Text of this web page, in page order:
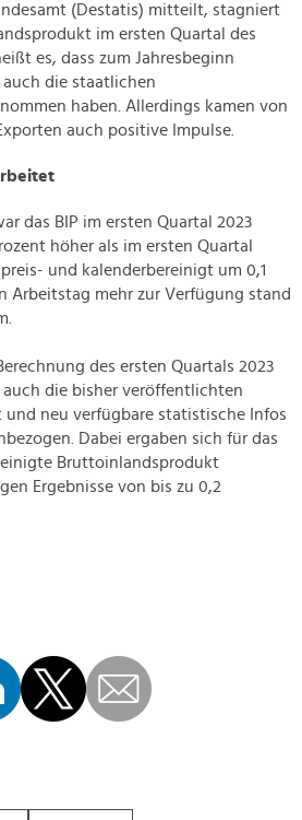
(Destatis) mitteilt, stagniert
im ersten Quartal des
es, dass zum Jahresbeginn
die staatlichen
haben. Allerdings kamen von
auch positive Impulse.
das BIP im ersten Quartal 2023
höher als im ersten Quartal
und kalenderbereinigt um 0,1
Arbeitstag mehr zur Verfügung stand
des ersten Quartals 2023
die bisher veröffentlichten
und neu verfügbare statistische Infos
Dabei ergaben sich für das
Bruttoinlandsprodukt
Ergebnisse von bis zu 0,2